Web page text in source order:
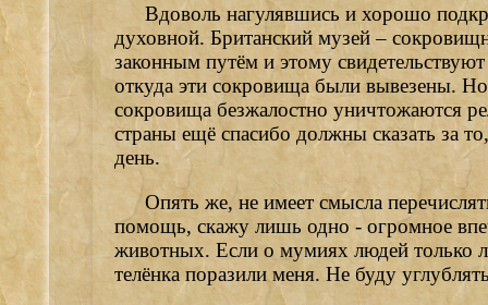
Вдоволь нагулявшись и хорошо
духовной. Британский музей –
законным путём и этому
откуда эти сокровища были вывезены.
сокровища безжалостно уничтожаются
страны ещё спасибо должны сказать за
день.
Опять же, не имеет смысла
помощь, скажу лишь одно - огромное
животных. Если о мумиях людей только
телёнка поразили меня. Не буду